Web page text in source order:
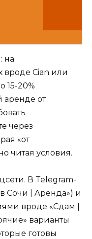
на
вроде Cian или
15-20%
аренде от
через
«от
читая условия.
В Telegram-
Сочи | Аренда») и
вроде «Сдам |
варианты
готовы